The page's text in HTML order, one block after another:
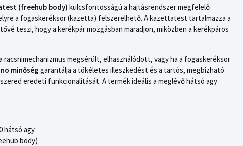
(freehub body) kulcsfontosságú a hajtásrendszer megfelelő
a fogaskeréksor (kazetta) felszerelhető. A kazettatest tartalmazza a
teszi, hogy a kerékpár mozgásban maradjon, miközben a kerékpáros
megsérült, elhasználódott, vagy ha a fogaskeréksor
minőség garantálja a tökéletes illeszkedést és a tartós, megbízható
eredeti funkcionalitását. A termék ideális a meglévő hátsó agy
hátsó agy
body)